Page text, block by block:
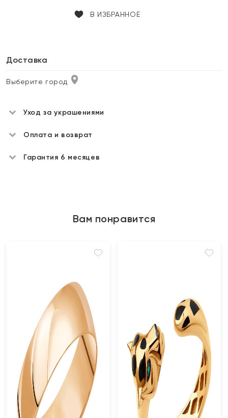
В ИЗБРАННОЕ
Доставка
Выберите город
Уход за украшениями
Оплата и возврат
Гарантия 6 месяцев
Вам понравится